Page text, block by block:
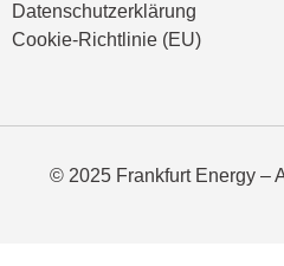
Datenschutzerklärung
Cookie-Richtlinie (EU)
© 2025 Frankfurt Energy –